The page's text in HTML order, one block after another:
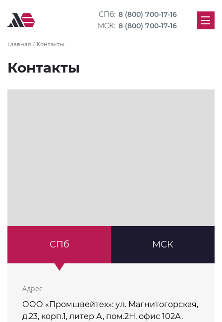
СПб: 8 (800) 700-17-16
МСК: 8 (800) 700-17-16
Главная Контакты
Контакты
СПб МСК
Адрес
ООО «Промшвейтех»: ул. Магнитогорская,
д.23, корп.1, литер А, пом.2Н, офис 102А.